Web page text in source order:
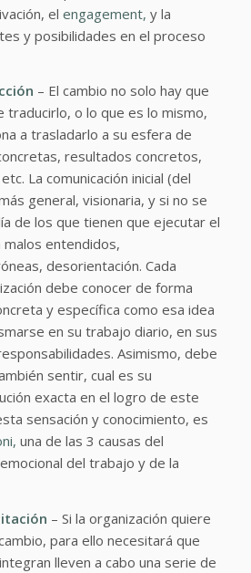
el engagement, y la
y posibilidades en el proceso
– El cambio no solo hay que
traducirlo, o lo que es lo mismo,
a trasladarlo a su esfera de
resultados concretos,
La comunicación inicial (del
general, visionaria, y si no se
de los que tienen que ejecutar el
entendidos,
desorientación. Cada
debe conocer de forma
y específica como esa idea
en su trabajo diario, en sus
Asimismo, debe
sentir, cual es su
exacta en el logro de este
sensación y conocimiento, es
una de las 3 causas del
del trabajo y de la
– Si la organización quiere
para ello necesitará que
lleven a cabo una serie de